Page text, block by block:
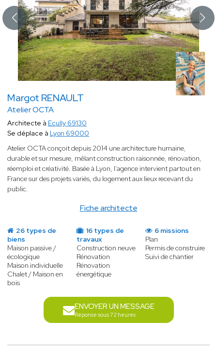
Margot RENAULT
Atelier OCTA
Fiche architecte
Architecte à Ecully 69130
Se déplace à Lyon 69000
Atelier OCTA conçoit depuis 2014 une architecture humaine,
durable et sur mesure, mêlant construction raisonnée, rénovation,
réemploi et créativité. Basée à Lyon, l’agence intervient partout en
France sur des projets variés, du logement aux lieux recevant du
public.
26 types de
biens
Maison passive /
écologique
Maison individuelle
Chalet / Maison en
bois
16 types de
travaux
Construction neuve
Rénovation
Rénovation
énergétique
6 missions
Plan
Permis de construire
Suivi de chantier
ENVOYER UN MESSAGE
Réponse sous 72 heures